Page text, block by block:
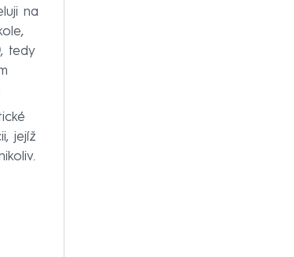
na
, tedy
jejíž